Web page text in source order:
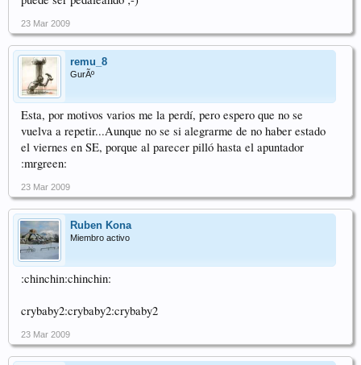
23 Mar 2009
remu_8
GurÃº
Esta, por motivos varios me la perdí, pero espero que no se
vuelva a repetir...Aunque no se si alegrarme de no haber estado
el viernes en SE, porque al parecer pilló hasta el apuntador
:mrgreen:
23 Mar 2009
Ruben Kona
Miembro activo
:chinchin:chinchin:
crybaby2:crybaby2:crybaby2
23 Mar 2009